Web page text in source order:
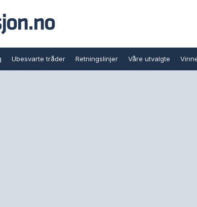
Ubesvarte tråder Retningslinjer Våre utvalgte